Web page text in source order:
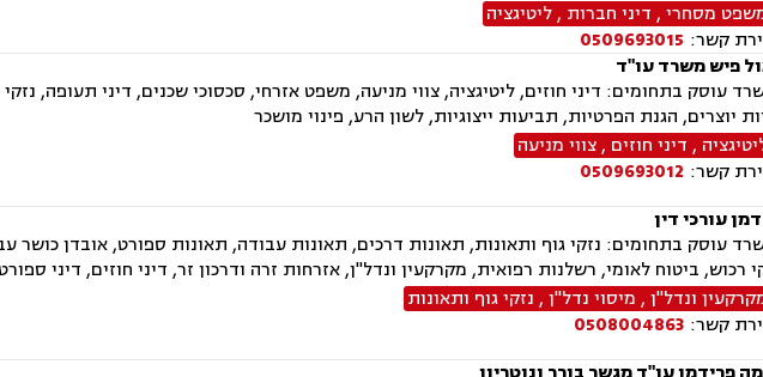
מסחרי, דיני חברות ,ליטיגציה
קשר: 0509693015
פיש משרד עו"ד
עוסק בתחומים: דיני חוזים, ליטיגציה, צווי מניעה, משפט אזרחי, סכסוכי שכנים, דיני תעופה, נזקי
יוצרים, הגנת הפרטיות, תביעות ייצוגיות, לשון הרע, פינוי מושכר
, דיני חוזים ,צווי מניעה
קשר: 0509693012
עורכי דין
עוסק בתחומים: נזקי גוף ותאונות, תאונות דרכים, תאונות עבודה, תאונות ספורט, אובדן כושר
רכוש, ביטוח לאומי, רשלנות רפואית, מקרקעין ונדל"ן, אזרחות זרה ודרכון זר, דיני חוזים, דיני
ונדל"ן, מיסוי נדל"ן, נזקי גוף ותאונות
קשר: 0508004863